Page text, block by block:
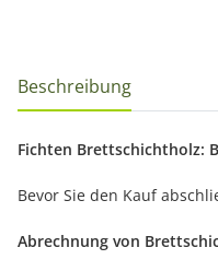
Beschreibung
Fichten Brettschichtholz:
Bevor Sie den Kauf
Abrechnung von